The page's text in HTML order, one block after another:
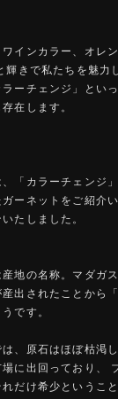
インカラー、オレ
輝きで私たちを魅力
ーチェンジ」とい
在します。
「カラーチェンジ
ーネットをご紹介
たしました。
地の名称。マダガ
出されたことから
です。
、原石はほぼ枯渇
に出回っており、
だけ希少ということ